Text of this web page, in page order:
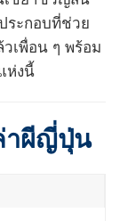
ระกอบที่ช่วย
เพื่อน ๆ พร้อม
ห่งนี้
าผีญี่ปุ่น